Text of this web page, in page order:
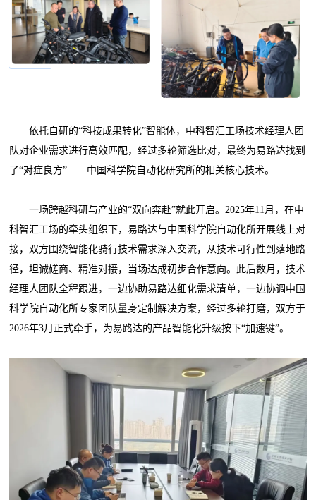
依托自研的“科技成果转化”智能体，中科智汇工场技术经理人团
队对企业需求进行高效匹配，经过多轮筛选比对，最终为易路达找到
了“对症良方”——中国科学院自动化研究所的相关核心技术。
一场跨越科研与产业的“双向奔赴”就此开启。2025年11月，在中
科智汇工场的牵头组织下，易路达与中国科学院自动化所开展线上对
接，双方围绕智能化骑行技术需求深入交流，从技术可行性到落地路
径，坦诚磋商、精准对接，当场达成初步合作意向。此后数月，技术
经理人团队全程跟进，一边协助易路达细化需求清单，一边协调中国
科学院自动化所专家团队量身定制解决方案，经过多轮打磨，双方于
2026年3月正式牵手，为易路达的产品智能化升级按下“加速键”。